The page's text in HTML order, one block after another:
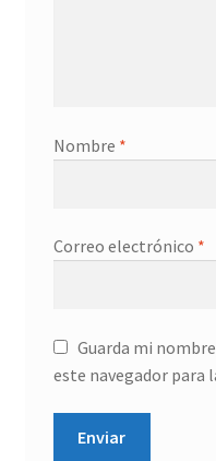
Nombre *
Correo electrónico *
Guarda mi
este navegador para